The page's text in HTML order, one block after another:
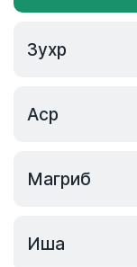
Зухр
Аср
Магриб
Иша